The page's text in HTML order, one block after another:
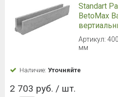
Standart
BetoMax
Артикул:
мм
Наличие: Уточняйте
2 703 руб. / шт.